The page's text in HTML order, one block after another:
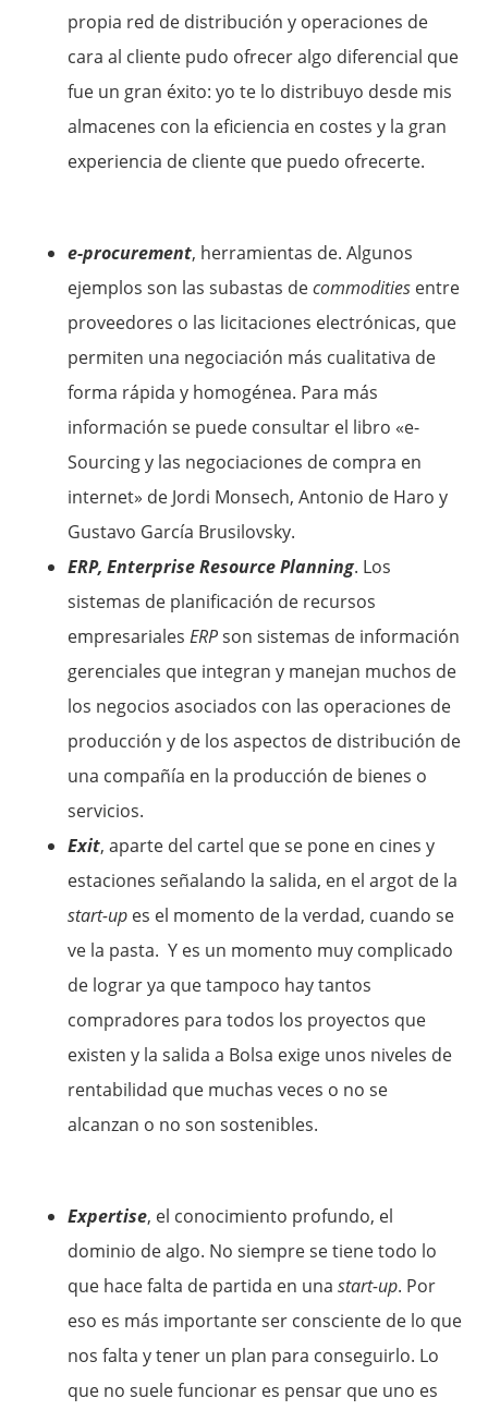
propia red de distribución y operaciones de
cara al cliente pudo ofrecer algo diferencial que
fue un gran éxito: yo te lo distribuyo desde mis
almacenes con la eficiencia en costes y la gran
experiencia de cliente que puedo ofrecerte.
e-procurement, herramientas de. Algunos
ejemplos son las subastas decommodities entre
proveedores o las licitaciones electrónicas, que
permiten una negociación más cualitativa de
forma rápida y homogénea. Para más
información se puede consultar el libro «e-
Sourcing y las negociaciones de compra en
internet» de Jordi Monsech, Antonio de Haro y
Gustavo García Brusilovsky.
ERP, Enterprise Resource Planning. Los
sistemas de planificación de recursos
empresarialesERPson sistemas de información
gerenciales que integran y manejan muchos de
los negocios asociados con las operaciones de
producción y de los aspectos de distribución de
una compañía en la producción de bienes o
servicios.
Exit, aparte del cartel que se pone en cines y
estaciones señalando la salida, en el argot de la
start-up es el momento de la verdad, cuando se
ve la pasta. Y es un momento muy complicado
de lograr ya que tampoco hay tantos
compradores para todos los proyectos que
existen y la salida a Bolsa exige unos niveles de
rentabilidad que muchas veces o no se
alcanzan o no son sostenibles.
Expertise, el conocimiento profundo, el
dominio de algo. No siempre se tiene todo lo
que hace falta de partida en unastart-up. Por
eso es más importante ser consciente de lo que
nos falta y tener un plan para conseguirlo. Lo
que no suele funcionar es pensar que uno es